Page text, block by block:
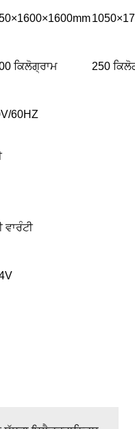
ਕਿਲੋਗ੍ਰਾਮ 250
60HZ
ਵਾਰੰਟੀ